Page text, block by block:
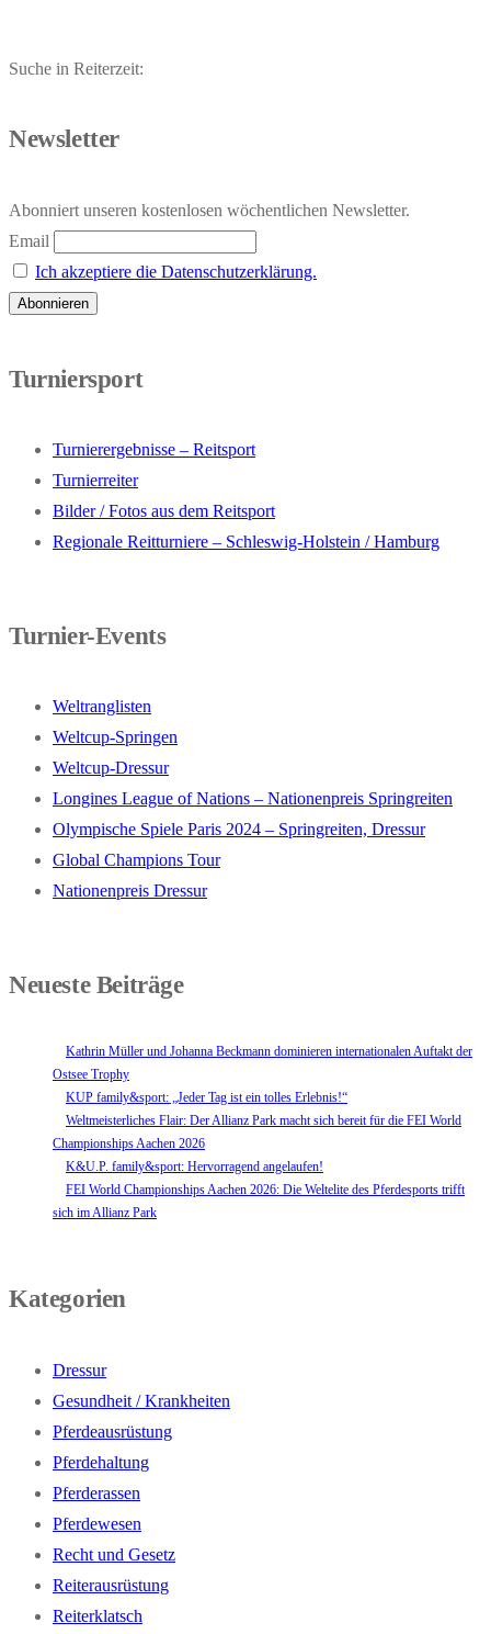
Suche in Reiterzeit:
Newsletter
Abonniert unseren kostenlosen wöchentlichen Newsletter.
Email
Ich akzeptiere die Datenschutzerklärung.
Turniersport
Turnierergebnisse – Reitsport
Turnierreiter
Bilder / Fotos aus dem Reitsport
Regionale Reitturniere – Schleswig-Holstein / Hamburg
Turnier-Events
Weltranglisten
Weltcup-Springen
Weltcup-Dressur
Longines League of Nations – Nationenpreis Springreiten
Olympische Spiele Paris 2024 – Springreiten, Dressur
Global Champions Tour
Nationenpreis Dressur
Neueste Beiträge
Kathrin Müller und Johanna Beckmann dominieren internationalen Auftakt der
Ostsee Trophy
KUP family&sport: „Jeder Tag ist ein tolles Erlebnis!“
Weltmeisterliches Flair: Der Allianz Park macht sich bereit für die FEI World
Championships Aachen 2026
K&U.P. family&sport: Hervorragend angelaufen!
FEI World Championships Aachen 2026: Die Weltelite des Pferdesports trifft
sich im Allianz Park
Kategorien
Dressur
Gesundheit / Krankheiten
Pferdeausrüstung
Pferdehaltung
Pferderassen
Pferdewesen
Recht und Gesetz
Reiterausrüstung
Reiterklatsch